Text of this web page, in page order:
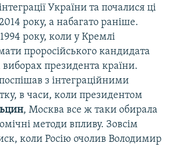
України та почалися ці
року, а набагато раніше.
року, коли у Кремлі
проросійського кандидата
президента країни.
з інтеграційними
в часи, коли президентом
, Москва все ж таки обирала
методи впливу. Зовсім
коли Росію очолив Володимир